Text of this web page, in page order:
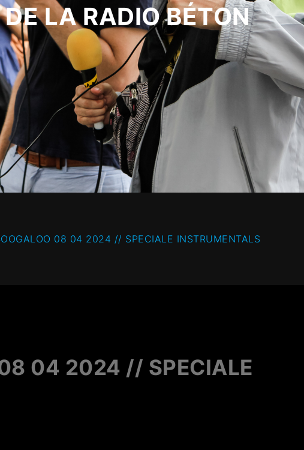
LA RADIO BÉTON
08 04 2024 // SPECIALE INSTRUMENTALS
04 2024 // SPECIALE